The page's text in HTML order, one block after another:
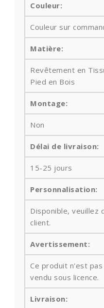
Couleur:
Couleur sur
Matière:
Revêtement en
Pied en Bois
Montage:
Non
Délai de livraison:
15-25 jours
Personnalisation:
Disponible, veuillez
client.
Avertissement:
Ce produit n'est
vendu sous licence.
Livraison: